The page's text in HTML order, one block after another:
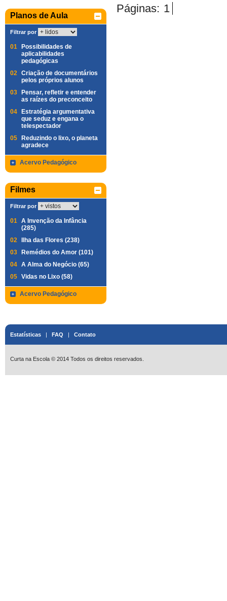
Planos de Aula
Filtrar por
01
Possibilidades de
aplicabilidades
pedagógicas
02 Criação de documentários
pelos próprios alunos
03
Pensar, refletir e entender
as raízes do preconceito
04
Estratégia argumentativa
que seduz e engana o
telespectador
05
Reduzindo o lixo, o planeta
agradece
Acervo Pedagógico
Filmes
Filtrar por
01 A Invenção da Infância
(285)
02
Ilha das Flores (238)
03
Remédios do Amor (101)
04 A Alma do Negócio (65)
05 Vidas no Lixo (58)
Acervo Pedagógico
Páginas: 1
Estatísticas | FAQ | Contato
Curta na Escola © 2014 Todos os direitos reservados.